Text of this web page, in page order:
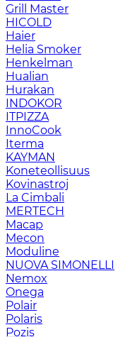
Grill Master
HICOLD
Haier
Helia Smoker
Henkelman
Hualian
Hurakan
INDOKOR
ITPIZZA
InnoCook
Iterma
KAYMAN
Koneteollisuus
Kovinastroj
La Cimbali
MERTECH
Macap
Mecon
Moduline
NUOVA SIMONELLI
Nemox
Onega
Polair
Polaris
Pozis